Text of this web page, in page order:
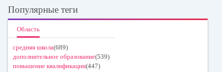
Популярные теги
Область
средняя школа(689)
дополнительное образование(539)
повышение квалификации(447)